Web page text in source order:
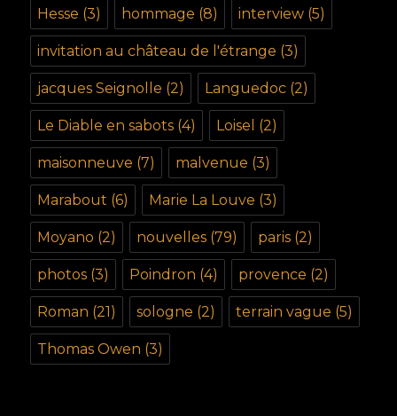
Hesse (3) hommage (8) interview (5)
invitation au château de l'étrange (3)
jacques Seignolle (2) Languedoc (2)
Le Diable en sabots (4) Loisel (2)
maisonneuve (7) malvenue (3)
Marabout (6) Marie La Louve (3)
Moyano (2) nouvelles (79) paris (2)
photos (3) Poindron (4) provence (2)
Roman (21) sologne (2) terrain vague (5)
Thomas Owen (3)